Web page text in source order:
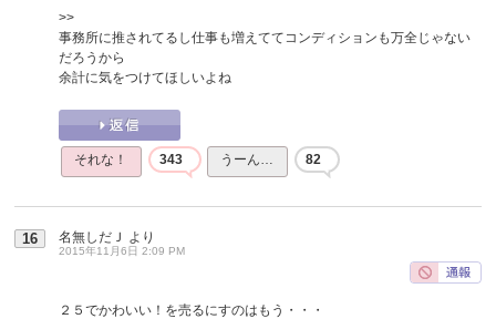
>>
事務所に推されてるし仕事も増えててコンディションも万全じゃない
だろうから
余計に気をつけてほしいよね
それな！ 343 うーん… 82
16 名無しだＪ より
2015年11月6日 2:09 PM
２５でかわいい！を売るにすのはもう・・・